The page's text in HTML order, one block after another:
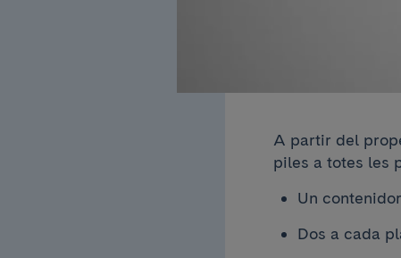
A partir del
piles a totes les
Un
Dos a cada